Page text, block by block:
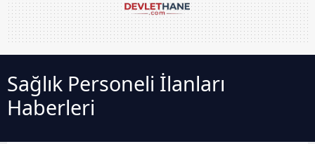
Sağlık Personeli İlanları
Haberleri